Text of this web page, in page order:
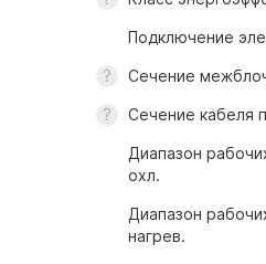
Подключение
Сечение
Сечение кабеля
Диапазон
охл.
Диапазон
нагрев.